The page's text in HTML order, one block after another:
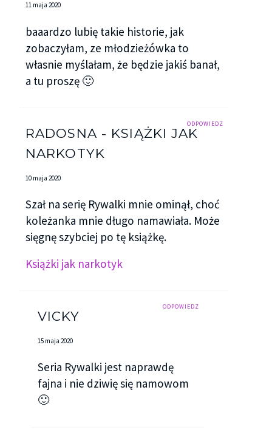
11 maja 2020
baaardzo lubię takie historie, jak
zobaczyłam, ze młodzieżówka to
własnie myślałam, że będzie jakiś banał,
a tu proszę 🙂
ODPOWIEDZ
RADOSNA - KSIĄŻKI JAK
NARKOTYK
10 maja 2020
Szał na serię Rywalki mnie ominął, choć
koleżanka mnie długo namawiała. Może
sięgnę szybciej po tę książkę.
Książki jak narkotyk
ODPOWIEDZ
VICKY
15 maja 2020
Seria Rywalki jest naprawdę
fajna i nie dziwię się namowom
🙂